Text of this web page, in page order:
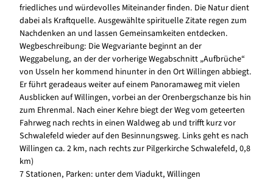
friedliches und würdevolles Miteinander finden. Die Natur dient
dabei als Kraftquelle. Ausgewählte spirituelle Zitate regen zum
Nachdenken an und lassen Gemeinsamkeiten entdecken.
Wegbeschreibung: Die Wegvariante beginnt an der
Weggabelung, an der der vorherige Wegabschnitt „Aufbrüche“
von Usseln her kommend hinunter in den Ort Willingen abbiegt.
Er führt geradeaus weiter auf einem Panoramaweg mit vielen
Ausblicken auf Willingen, vorbei an der Orenbergschanze bis hin
zum Ehrenmal. Nach einer Kehre biegt der Weg vom geteerten
Fahrweg nach rechts in einen Waldweg ab und trifft kurz vor
Schwalefeld wieder auf den Besinnungsweg. Links geht es nach
Willingen ca. 2 km, nach rechts zur Pilgerkirche Schwalefeld, 0,8
km)
7 Stationen, Parken: unter dem Viadukt, Willingen